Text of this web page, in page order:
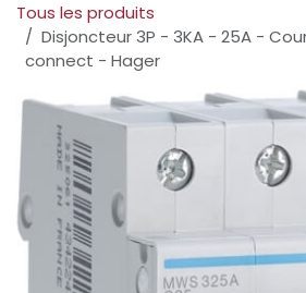
Tous les produits
Disjoncteur 3P - 3KA - 25A -
connect - Hager